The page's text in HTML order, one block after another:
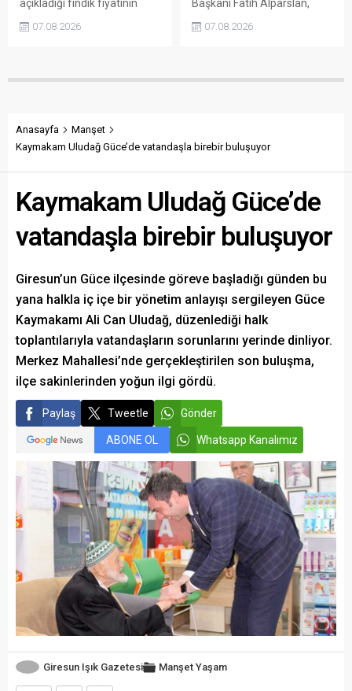
açıkladığı fındık fiyatının
karşılamadığını söyledi.
“Üreticinin alın terini yabancı
07.08.2026
Başkanı Fatih Alparslan,
tesisleşmeden kurumsal
attıklarını belirterek iş
olmaya çağırdı.
07.08.2026
Anasayfa
Manşet
Kaymakam Uludağ Güce’de vatandaşla birebir buluşuyor
Kaymakam Uludağ Güce’de
vatandaşla birebir buluşuyor
Giresun’un Güce ilçesinde göreve başladığı günden bu
yana halkla iç içe bir yönetim anlayışı sergileyen Güce
Kaymakamı Ali Can Uludağ, düzenlediği halk
toplantılarıyla vatandaşların sorunlarını yerinde dinliyor.
Merkez Mahallesi’nde gerçekleştirilen son buluşma,
ilçe sakinlerinden yoğun ilgi gördü.
Paylaş Tweetle Gönder
ABONE OL Whatsapp Kanalımız
Giresun Işık Gazetesi Manşet Yaşam